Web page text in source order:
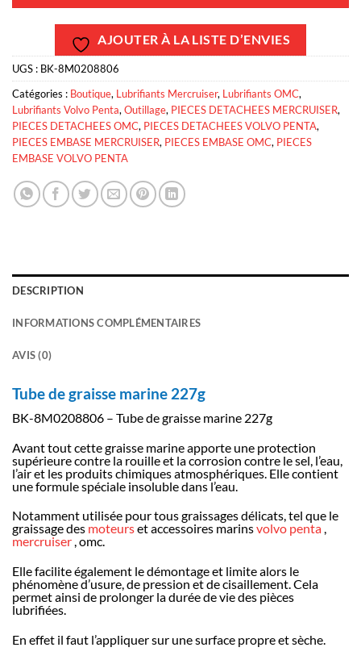
AJOUTER À LA LISTE D’ENVIES
UGS : BK-8M0208806
Catégories : Boutique, Lubrifiants Mercruiser, Lubrifiants OMC,
Lubrifiants Volvo Penta,Outillage, PIECES DETACHEES MERCRUISER,
PIECES DETACHEES OMC, PIECES DETACHEES VOLVO PENTA,
PIECES EMBASE MERCRUISER, PIECES EMBASE OMC, PIECES
EMBASE VOLVO PENTA
DESCRIPTION
INFORMATIONS COMPLÉMENTAIRES
AVIS (0)
Tube de graisse marine 227g
BK-8M0208806 – Tube de graisse marine 227g
Avant tout cette graisse marine apporte une protection
supérieure contre la rouille et la corrosion contre le sel, l’eau,
l’air et les produits chimiques atmosphériques. Elle contient
une formule spéciale insoluble dans l’eau.
Notamment utilisée pour tous graissages délicats, tel que le
graissage des moteurset accessoires marinsvolvo penta ,
mercruiser , omc.
Elle facilite également le démontage et limite alors le
phénomène d’usure, de pression et de cisaillement. Cela
permet ainsi de prolonger la durée de vie des pièces
lubrifiées.
En effet il faut l’appliquer sur une surface propre et sèche.